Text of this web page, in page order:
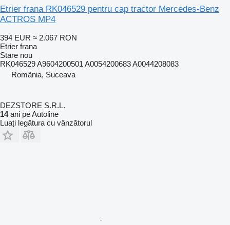
Etrier frana RK046529 pentru cap tractor Mercedes-Benz
ACTROS MP4
394 EUR ≈ 2.067 RON
Etrier frana
Stare nou
RK046529 A9604200501 A0054200683 A0044208083
România, Suceava
DEZSTORE S.R.L.
14ani pe Autoline
Luați legătura cu vânzătorul